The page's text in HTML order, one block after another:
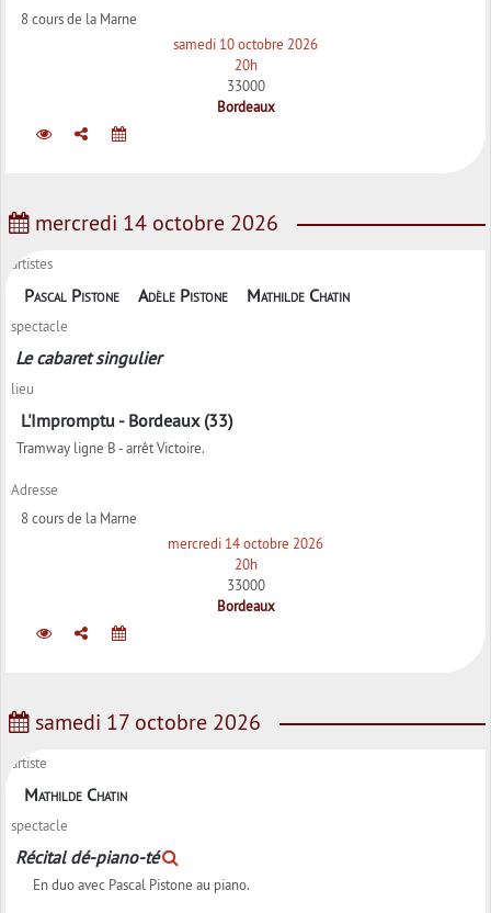
8 cours de la Marne
samedi 10 octobre 2026
20h
33000
Bordeaux
mercredi 14 octobre 2026
artistes
Pascal Pistone Adèle Pistone Mathilde Chatin
spectacle
Le cabaret singulier
lieu
L'Impromptu - Bordeaux (33)
Tramway ligne B - arrêt Victoire.
Adresse
8 cours de la Marne
mercredi 14 octobre 2026
20h
33000
Bordeaux
samedi 17 octobre 2026
artiste
Mathilde Chatin
spectacle
Récital dé-piano-té
En duo avec Pascal Pistone au piano.